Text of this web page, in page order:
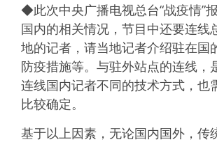
◆此次中央广播电视总台“战疫情”
国内的相关情况，节目中还要连线
地的记者，请当地记者介绍驻在国
防疫措施等。与驻外站点的连线，
连线国内记者不同的技术方式，也
比较确定。
基于以上因素，无论国内国外，传